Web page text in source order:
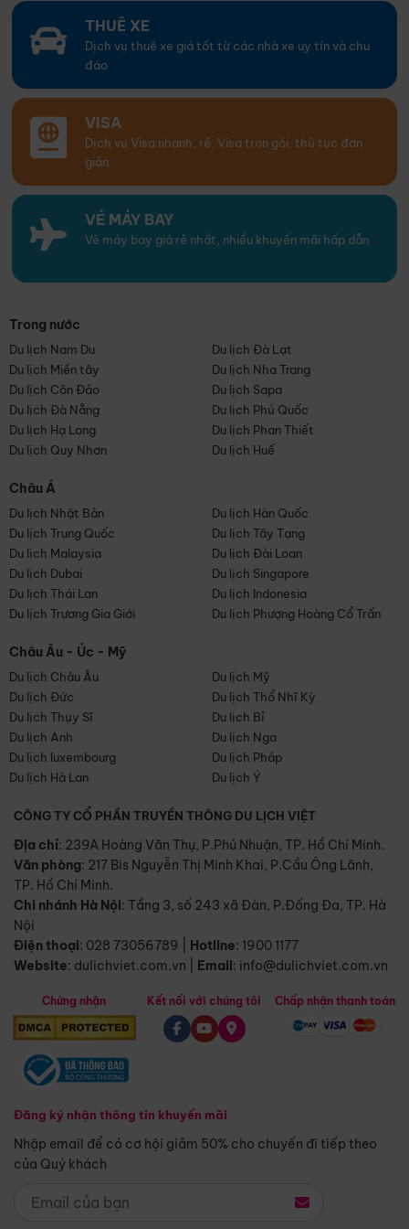
THUÊ XE
Dịch vụ thuê xe giá tốt từ các nhà xe uy tín và chu
đáo
VISA
Dịch vụ Visa nhanh, rẻ. Visa trọn gói, thủ tục đơn
giản
VÉ MÁY BAY
Vé máy bay giá rẻ nhất, nhiều khuyến mãi hấp dẫn
Trong nước
Du lịch Nam Du
Du lịch Đà Lạt
Du lịch Miền tây
Du lịch Nha Trang
Du lịch Côn Đảo
Du lịch Sapa
Du lịch Đà Nẵng
Du lịch Phú Quốc
Du lịch Hạ Long
Du lịch Phan Thiết
Du lịch Quy Nhơn
Du lịch Huế
Châu Á
Du lịch Nhật Bản
Du lịch Hàn Quốc
Du lịch Trung Quốc
Du lịch Tây Tạng
Du lịch Malaysia
Du lịch Đài Loan
Du lịch Dubai
Du lịch Singapore
Du lịch Thái Lan
Du lịch Indonesia
Du lịch Trương Gia Giới
Du lịch Phượng Hoàng Cổ Trấn
Châu Âu - Úc - Mỹ
Du lịch Châu Âu
Du lịch Mỹ
Du lịch Đức
Du lịch Thổ Nhĩ Kỳ
Du lịch Thụy Sĩ
Du lịch Bỉ
Du lịch Anh
Du lịch Nga
Du lịch luxembourg
Du lịch Pháp
Du lịch Hà Lan
Du lịch Ý
CÔNG TY CỔ PHẦN TRUYỀN THÔNG DU LỊCH VIỆT
Địa chỉ: 239A Hoàng Văn Thụ, P.Phú Nhuận, TP. Hồ Chí Minh.
Văn phòng: 217 Bis Nguyễn Thị Minh Khai, P.Cầu Ông Lãnh,
TP. Hồ Chí Minh.
Chi nhánh Hà Nội: Tầng 3, số 243 xã Đàn, P.Đống Đa, TP. Hà
Nội
Điện thoại: 028 73056789 Hotline: 1900 1177
Website: dulichviet.com.vn Email: info@dulichviet.com.vn
Chứng nhận
Đăng ký nhận thông tin khuyến mãi
Nhập email để có cơ hội giảm 50% cho chuyến đi tiếp theo
của Quý khách
Kết nối với chúng tôi Chấp nhận thanh toán